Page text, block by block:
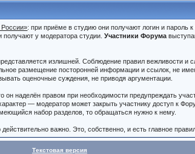
России»: при приёме в студию они получают логин и пароль
получают у модератора студии.Участники Форума
излишней. Соблюдение правил вежливости и
размещение посторонней информации и ссылок, не
оценочные суждения, не приводя аргументации.
он наделён правом при необходимости предупреждать
— модератор может закрыть участнику доступ к
набор разделов, то обращаться нужно к нему.
важно. Это, собственно, и есть главное
Текстовая версия